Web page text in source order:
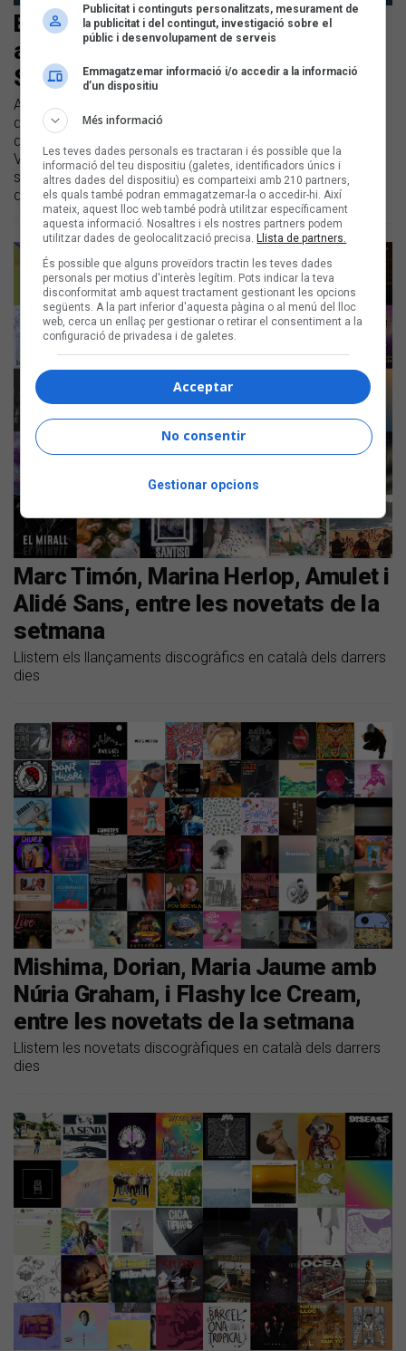
El Sona9 2023 s'estrena a Manresa
amb el concert preliminar de
Sabana, Roserona i Foss
Avui, la sala Stroika de Manresa acull la sisena preliminar
del concurs | Els 30 artistes seleccionats de la 23a edició
del concurs faran els directes a deu sales de Catalunya,
València, Mallorca i Andorra | Tots els concerts es podran
seguir i votar en 'streaming' a través dels webs del Sona9 i
d’Enderrock
Marc Timón, Marina Herlop, Amulet i
Alidé Sans, entre les novetats de la
setmana
Llistem els llançaments discogràfics en català dels darrers
dies
Mishima, Dorian, Maria Jaume amb
Núria Graham, i Flashy Ice Cream,
entre les novetats de la setmana
Llistem les novetats discogràfiques en català dels darrers
dies
Publicitat i continguts personalitzats, mesurament de
la publicitat i del contingut, investigació sobre el
públic i desenvolupament de serveis
Emmagatzemar informació i/o accedir a la informació
d’un dispositiu
Més informació
Les teves dades personals es tractaran i és possible que la
informació del teu dispositiu (galetes, identificadors únics i
altres dades del dispositiu) es comparteixi amb 210 partners,
els quals també podran emmagatzemar-la o accedir-hi. Així
mateix, aquest lloc web també podrà utilitzar específicament
aquesta informació. Nosaltres i els nostres partners podem
utilitzar dades de geolocalització precisa.Llista de partners.
És possible que alguns proveïdors tractin les teves dades
personals per motius d'interès legítim. Pots indicar la teva
disconformitat amb aquest tractament gestionant les opcions
següents. A la part inferior d'aquesta pàgina o al menú del lloc
web, cerca un enllaç per gestionar o retirar el consentiment a la
configuració de privadesa i de galetes.
Acceptar
No consentir
Gestionar opcions